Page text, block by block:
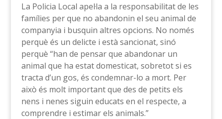
La Policia Local apel·la a la responsabilitat de les
famílies per que no abandonin el seu animal de
companyia i busquin altres opcions. No només
perquè és un delicte i està sancionat, sinó
perquè “han de pensar que abandonar un
animal que ha estat domesticat, sobretot si es
tracta d’un gos, és condemnar-lo a mort. Per
això és molt important que des de petits els
nens i nenes siguin educats en el respecte, a
comprendre i estimar els animals.”